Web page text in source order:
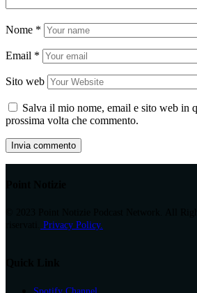
Nome *
Email *
Sito web
Salva il mio nome, email e sito web in
prossima volta che commento.
Privacy Policy.